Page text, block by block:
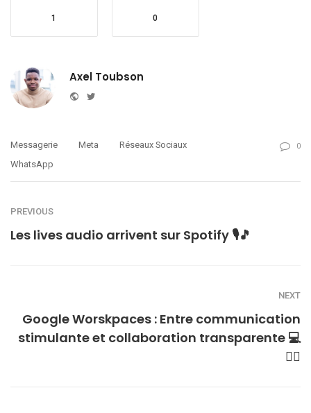
1 0
Axel Toubson
Website
Messagerie Meta
Réseaux Sociaux
WhatsApp
0
PREVIOUS
Les lives audio arrivent sur Spotify 🎙️🎵
NEXT
Google Worskpaces : Entre communication
stimulante et collaboration transparente 💻
👌🏾